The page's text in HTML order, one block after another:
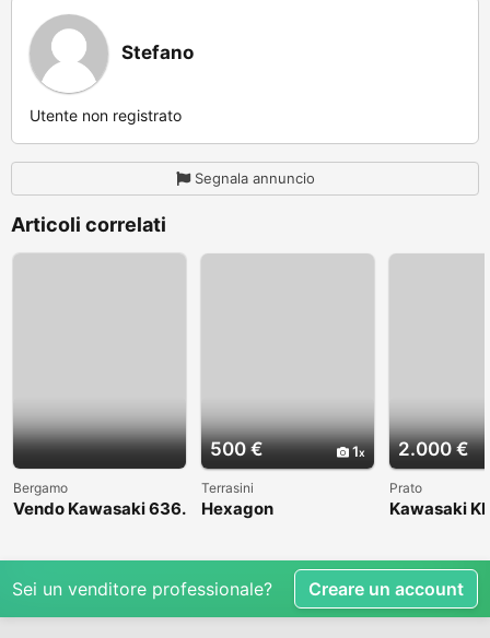
Stefano
Utente non registrato
Segnala annuncio
Articoli correlati
Bergamo
Vendo Kawasaki 636.
500 € 1
Terrasini
Hexagon
2.000 €
Prato
Kawasaki
Sei un venditore professionale? Creare un account